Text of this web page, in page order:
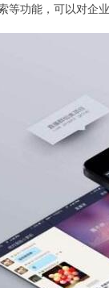
等功能，可以对企